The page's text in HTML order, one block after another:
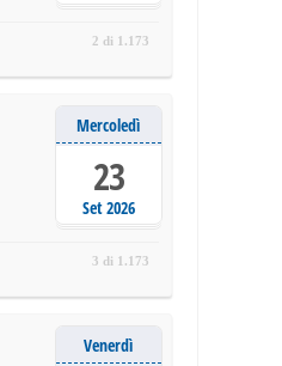
2 di 1.173
Set 2026
Mercoledì
23
3 di 1.173
Venerdì